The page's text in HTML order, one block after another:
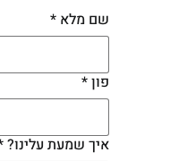
שם מלא *
פון*
איך שמעת עלינו?